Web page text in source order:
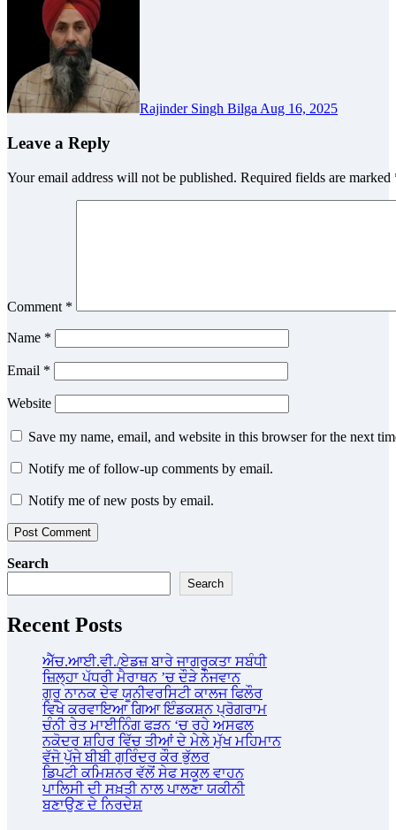
Rajinder Singh Bilga Aug 16, 2025
Leave a Reply
Your email address will not be published. Required fields are marked
Comment *
Name *
Email *
Website
Save my name, email, and website in this browser for the next
Notify me of follow-up comments by email.
Notify me of new posts by email.
Search
Search
Recent Posts
ਐੱਚ.ਆਈ.ਵੀ./ਏਡਜ਼ ਬਾਰੇ ਜਾਗਰੂਕਤਾ ਸਬੰਧੀ
ਜ਼ਿਲ੍ਹਾ ਪੱਧਰੀ ਮੈਰਾਥਨ ’ਚ ਦੌੜੇ ਨੌਜਵਾਨ
ਗੁਰੂ ਨਾਨਕ ਦੇਵ ਯੂਨੀਵਰਸਿਟੀ ਕਾਲਜ ਫਿਲੌਰ
ਵਿਖੇ ਕਰਵਾਇਆ ਗਿਆ ਇੰਡਕਸ਼ਨ ਪ੍ਰੋਗਰਾਮ
ਚੰਨੀ ਰੇਤ ਮਾਈਨਿੰਗ ਫੜਨ ‘ਚ ਰਹੇ ਅਸਫਲ
ਨਕੋਦਰ ਸ਼ਹਿਰ ਵਿੱਚ ਤੀਆਂ ਦੇ ਮੇਲੇ ਮੁੱਖ ਮਹਿਮਾਨ
ਵੱਜੋ ਪੁੱਜੇ ਬੀਬੀ ਗੁਰਿੰਦਰ ਕੌਰ ਭੁੱਲਰ
ਡਿਪਟੀ ਕਮਿਸ਼ਨਰ ਵੱਲੋਂ ਸੇਫ ਸਕੂਲ ਵਾਹਨ
ਪਾਲਿਸੀ ਦੀ ਸਖ਼ਤੀ ਨਾਲ ਪਾਲਣਾ ਯਕੀਨੀ
ਬਣਾਉਣ ਦੇ ਨਿਰਦੇਸ਼